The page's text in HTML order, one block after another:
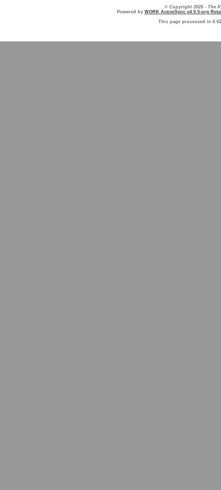
© Copyright 2026 - The
Powered by WORK ActiveSync v4.0.5-org
This page processed in